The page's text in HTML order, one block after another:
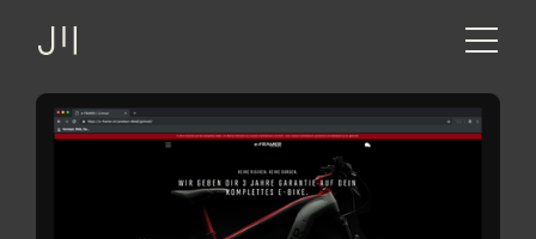
Link zur Startseite
Angebot
JOSHMARTIN
Applikationsentwicklung
Online Shop
für E-Bikes